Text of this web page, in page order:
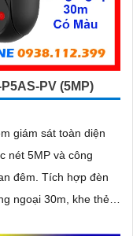
PV (5MP)
giám sát toàn diện
nét 5MP và công
hợp đèn
ngoại 30m, khe thẻ